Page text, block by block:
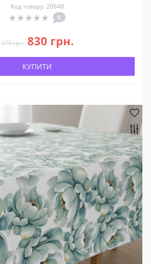
Код товару: 20648
0
970 грн. 830 грн.
КУПИТИ